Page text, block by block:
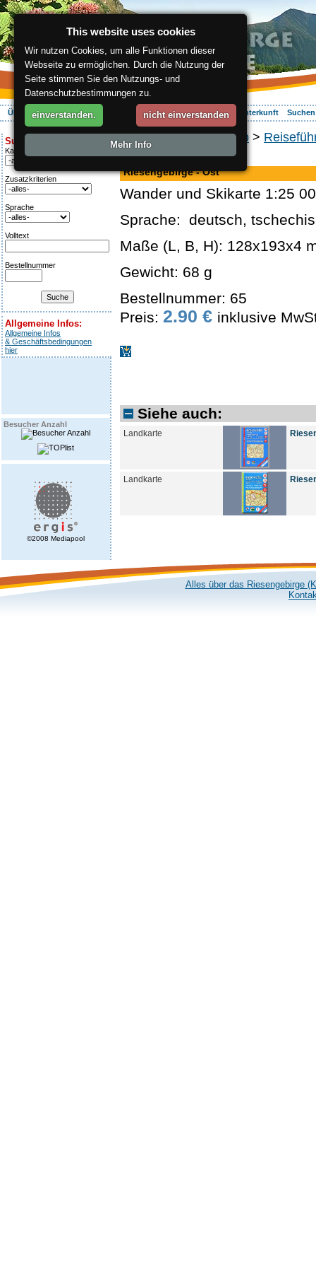
Über die Region Aktiv Erleben Entspannung Ihr Urlaub Unterkunft
Suche:
Kategorie
Zusatzkriterien
Sprache
Volltext
Bestellnummer
Allgemeine Infos:
Allgemeine Infos
& Geschäftsbedingungen
hier
Besucher Anzahl
©2008 Mediapool
ergis.cz>Online-Shop >
Landkarte
Riesengebirge - Ost
Wander und Skikarte 1:25
Sprache: deutsch,
Maße (L, B, H): 128x193x4
Gewicht: 68 g
Bestellnummer: 65
Preis: 2.90 € inklusive
Siehe auch:
Landkarte
Landkarte
Alles über das Riesengebirge
This website uses cookies
Wir nutzen Cookies, um alle Funktionen dieser
Webseite zu ermöglichen. Durch die Nutzung der
Seite stimmen Sie den Nutzungs- und
Datenschutzbestimmungen zu.
einverstanden. nicht einverstanden
Mehr Info